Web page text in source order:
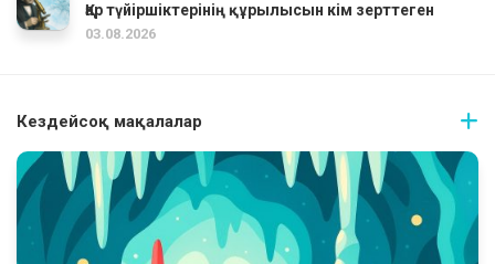
Қар түйіршіктерінің құрылысын кім зерттеген
03.08.2026
Кездейсоқ мақалалар